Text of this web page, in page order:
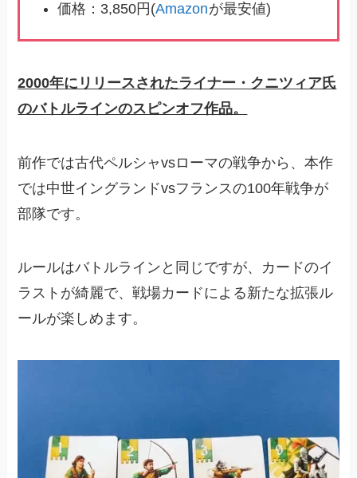
価格：3,850円(Amazonが最安値)
2000年にリリースされたライナー・クニツィア氏
のバトルラインのスピンオフ作品。
前作では古代ペルシャvsローマの戦争から、本作
では中世イングランドvsフランスの100年戦争が
部隊です。
ルールはバトルラインと同じですが、カードのイ
ラストが綺麗で、戦場カードによる新たな拡張ル
ールが楽しめます。